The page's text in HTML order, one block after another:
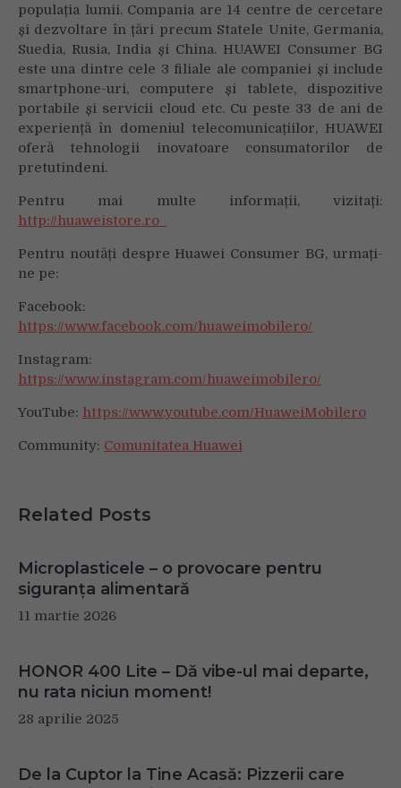
populația lumii. Compania are 14 centre de cercetare
și dezvoltare în țări precum Statele Unite, Germania,
Suedia, Rusia, India și China. HUAWEI Consumer BG
este una dintre cele 3 filiale ale companiei și include
smartphone-uri, computere și tablete, dispozitive
portabile și servicii cloud etc. Cu peste 33 de ani de
experiență în domeniul telecomunicațiilor, HUAWEI
oferă tehnologii inovatoare consumatorilor de
pretutindeni.
Pentru mai multe informații, vizitați:
http://huaweistore.ro
Pentru noutăți despre Huawei Consumer BG, urmați-
ne pe:
Facebook:
https://www.facebook.com/huaweimobilero/
Instagram:
https://www.instagram.com/huaweimobilero/
YouTube: https://www.youtube.com/HuaweiMobilero
Community: Comunitatea Huawei
Related Posts
Microplasticele – o provocare pentru
siguranța alimentară
11 martie 2026
HONOR 400 Lite – Dă vibe-ul mai departe,
nu rata niciun moment!
28 aprilie 2025
De la Cuptor la Tine Acasă: Pizzerii care